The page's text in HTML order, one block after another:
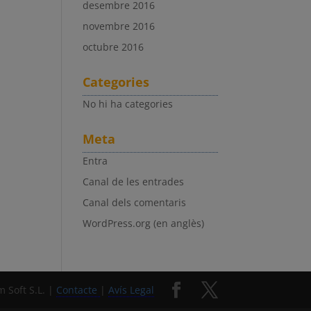
desembre 2016
novembre 2016
octubre 2016
Categories
No hi ha categories
Meta
Entra
Canal de les entrades
Canal dels comentaris
WordPress.org (en anglès)
Soft S.L. | Contacte | Avís Legal